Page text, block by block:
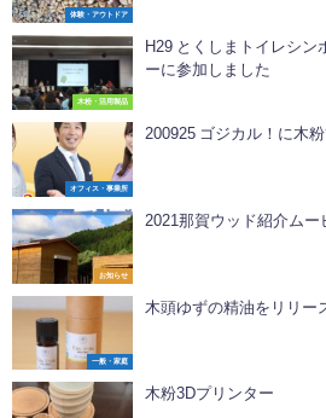
体験・アウトドア
木粉・活用製品
H29 とくしまトイレシン
ーに参加しました
オフィス・事業所
200925 ゴジカル！に木
お知らせ
2021那賀ウッド紹介ムー
一般・家庭
木頭ゆずの精油をリリー
木粉3Dプリンター